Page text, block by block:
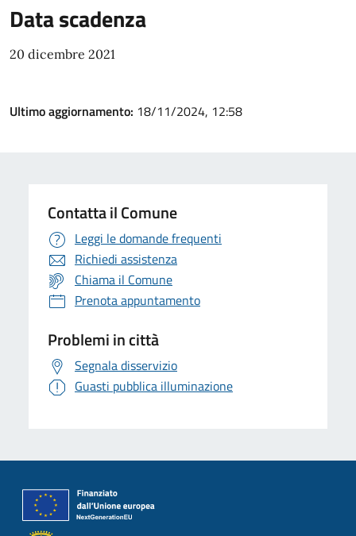
Data scadenza
20 dicembre 2021
Ultimo aggiornamento: 18/11/2024, 12:58
Contatta il Comune
Leggi le domande frequenti
Richiedi assistenza
Chiama il Comune
Prenota appuntamento
Problemi in città
Segnala disservizio
Guasti pubblica illuminazione